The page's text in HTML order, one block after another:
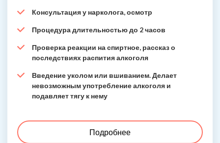
Консультация у нарколога, осмотр
Процедура длительностью до 2 часов
Проверка реакции на спиртное, рассказ о
последствиях распития алкоголя
Введение уколом или вшиванием. Делает
невозможным употребление алкоголя и
подавляет тягу к нему
Подробнее